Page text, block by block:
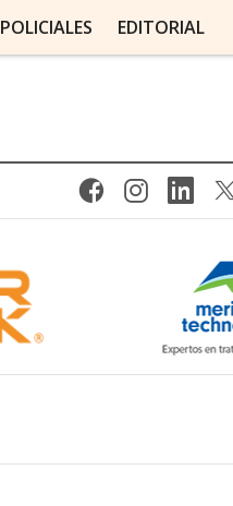
POLICIALES EDITORIAL